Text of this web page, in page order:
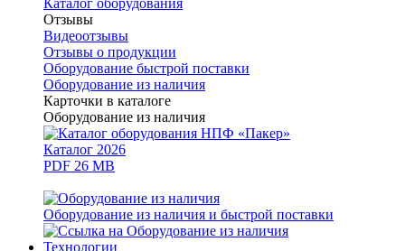
Каталог оборудования
Отзывы
Видеоотзывы
Отзывы о продукции
Оборудование быстрой поставки
Оборудование из наличия
Карточки в каталоге
Оборудование из наличия
Каталог 2026
PDF 26 MB
Оборудование из наличия и быстрой поставки
Технологии